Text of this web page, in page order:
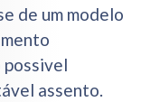
de um modelo
possivel
assento.